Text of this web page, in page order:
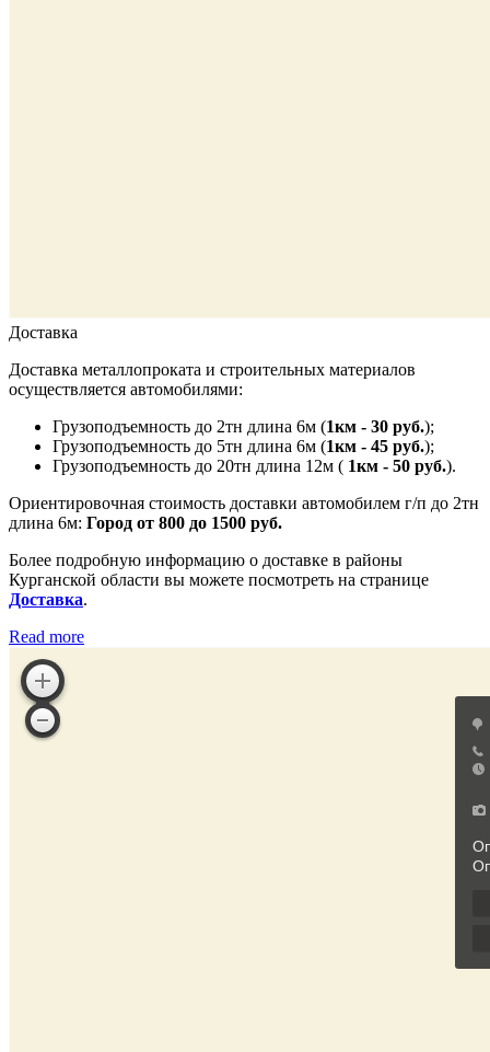
Доставка
Доставка металлопроката и строительных материалов
осуществляется автомобилями:
Грузоподъемность до 2тн длина 6м (1км - 30 руб.);
Грузоподъемность до 5тн длина 6м (1км - 45 руб.);
Грузоподъемность до 20тн длина 12м ( 1км - 50 руб.).
Ориентировочная стоимость доставки автомобилем г/п до 2тн
длина 6м: Город от 800 до 1500 руб.
Более подробную информацию о доставке в районы
Курганской области вы можете посмотреть на странице
Доставка.
Read more